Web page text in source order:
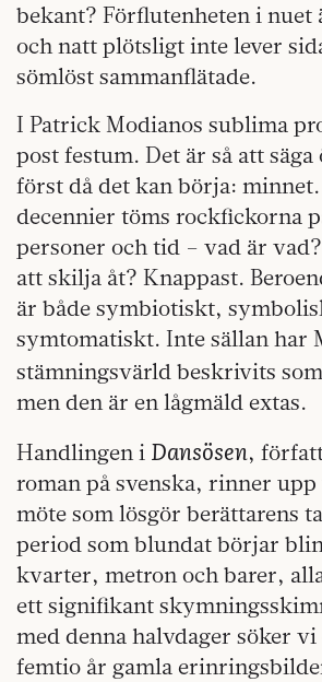
bekant? Förflutenheten i nuet
och natt plötsligt inte lever
sömlöst sammanflätade.
I Patrick Modianos sublima
post festum. Det är så att
först då det kan börja:
decennier töms rockfickorna
personer och tid – vad är
att skilja åt? Knappast.
är både symbiotiskt,
symtomatiskt. Inte sällan har
stämningsvärld beskrivits
men den är en lågmäld extas.
Handlingen i Dansösen,
roman på svenska, rinner
möte som lösgör berättarens
period som blundat börjar
kvarter, metron och barer,
ett signifikant
med denna halvdager söker vi
femtio år gamla